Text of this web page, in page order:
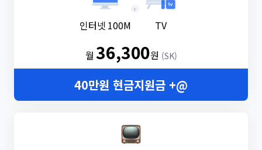
인터넷 100M
+
TV
월36,300원 (SK)
40만원 현금지원금 +@